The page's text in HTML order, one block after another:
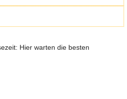
Hier warten die besten